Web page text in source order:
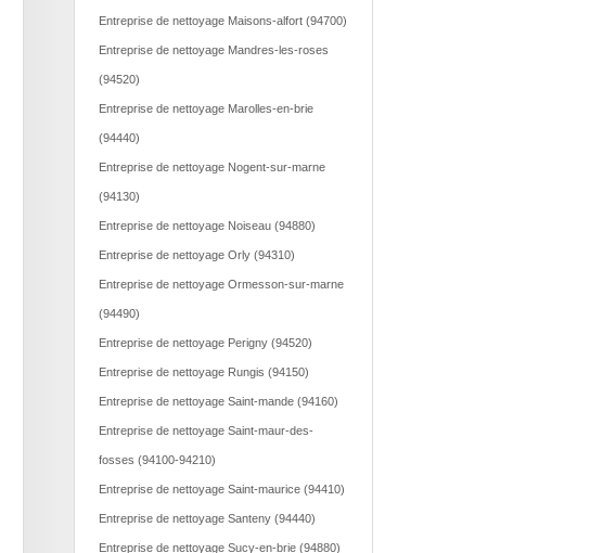
Entreprise de nettoyage Maisons-alfort (94700)
Entreprise de nettoyage Mandres-les-roses
(94520)
Entreprise de nettoyage Marolles-en-brie
(94440)
Entreprise de nettoyage Nogent-sur-marne
(94130)
Entreprise de nettoyage Noiseau (94880)
Entreprise de nettoyage Orly (94310)
Entreprise de nettoyage Ormesson-sur-marne
(94490)
Entreprise de nettoyage Perigny (94520)
Entreprise de nettoyage Rungis (94150)
Entreprise de nettoyage Saint-mande (94160)
Entreprise de nettoyage Saint-maur-des-
fosses (94100-94210)
Entreprise de nettoyage Saint-maurice (94410)
Entreprise de nettoyage Santeny (94440)
Entreprise de nettoyage Sucy-en-brie (94880)